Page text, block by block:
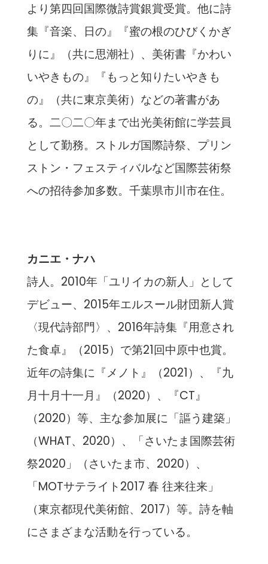
より第四回国際微詩賞銀賞受賞。他に詩
集『音楽、日の』『蜜の根のひびくかぎ
りに』（共に思潮社）、美術書『かわい
いやきもの』『もっと知りたいやきも
の』（共に東京美術）などの著書があ
る。二〇二〇年まで出光美術館に学芸員
として勤務。ストルガ国際詩祭、プリン
ストン・フェスティバルなど国際芸術祭
への招待参加多数。千葉県市川市在住。
カニエ・ナハ
詩人。2010年「ユリイカの新人」として
デビュー、2015年エルスール財団新人賞
〈現代詩部門〉、2016年詩集『用意され
た食卓』（2015）で第21回中原中也賞。
近年の詩集に『メノト』（2021）、『九
月十月十一月』（2020）、『CT』
（2020）等、主な参加展に「謳う建築」
（WHAT、2020）、「さいたま国際芸術
祭2020」（さいたま市、2020）、
「MOTサテライト2017 春 往来往来」
（東京都現代美術館、2017）等。詩を軸
にさまざまな活動を行っている。